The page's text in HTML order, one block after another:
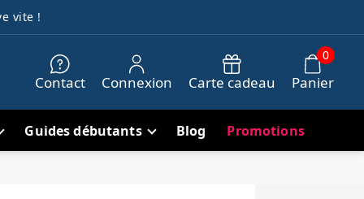
vite !
Contact Connexion Carte cadeau Panier
0
Guides débutants Blog Promotions